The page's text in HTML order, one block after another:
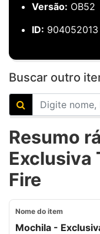
Versão: OB52
ID: 904052013
Buscar outro
Resumo
Exclusiva
Fire
Nome do item
Mochila -